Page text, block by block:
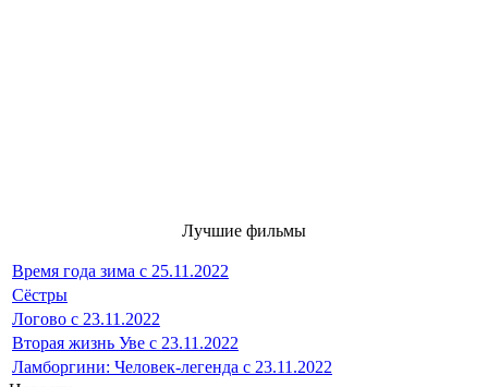
Лучшие фильмы
Время года зима с 25.11.2022
Сёстры
Логово с 23.11.2022
Вторая жизнь Уве с 23.11.2022
Ламборгини: Человек-легенда с 23.11.2022